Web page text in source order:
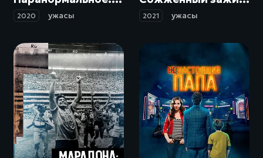
2020 ужасы 2021 ужасы